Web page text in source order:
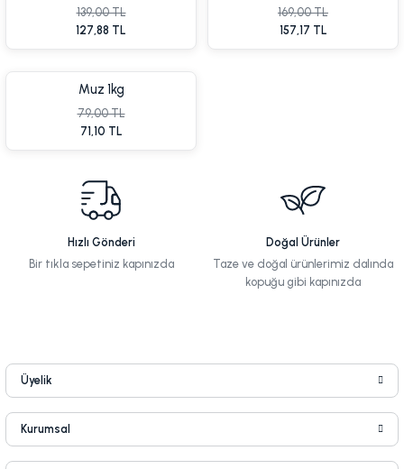
%10 İndirim
%8 İndirim
139,00 TL
127,88 TL
%7
169,00 TL
157,17 TL
Muz 1kg
79,00 TL
71,10 TL
Hızlı Gönderi
Bir tıkla sepetiniz kapınızda
Doğal Ürünler
Taze ve doğal ürünlerimiz dalında
kopuğu gibi kapınızda
Üyelik
Kurumsal